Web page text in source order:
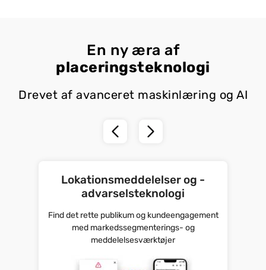
En ny æra af
placeringsteknologi
Drevet af avanceret maskinlæring og AI
Lokationsmeddelelser og -
advarselsteknologi
Find det rette publikum og kundeengagement
med markedssegmenterings- og
meddelelsesværktøjer